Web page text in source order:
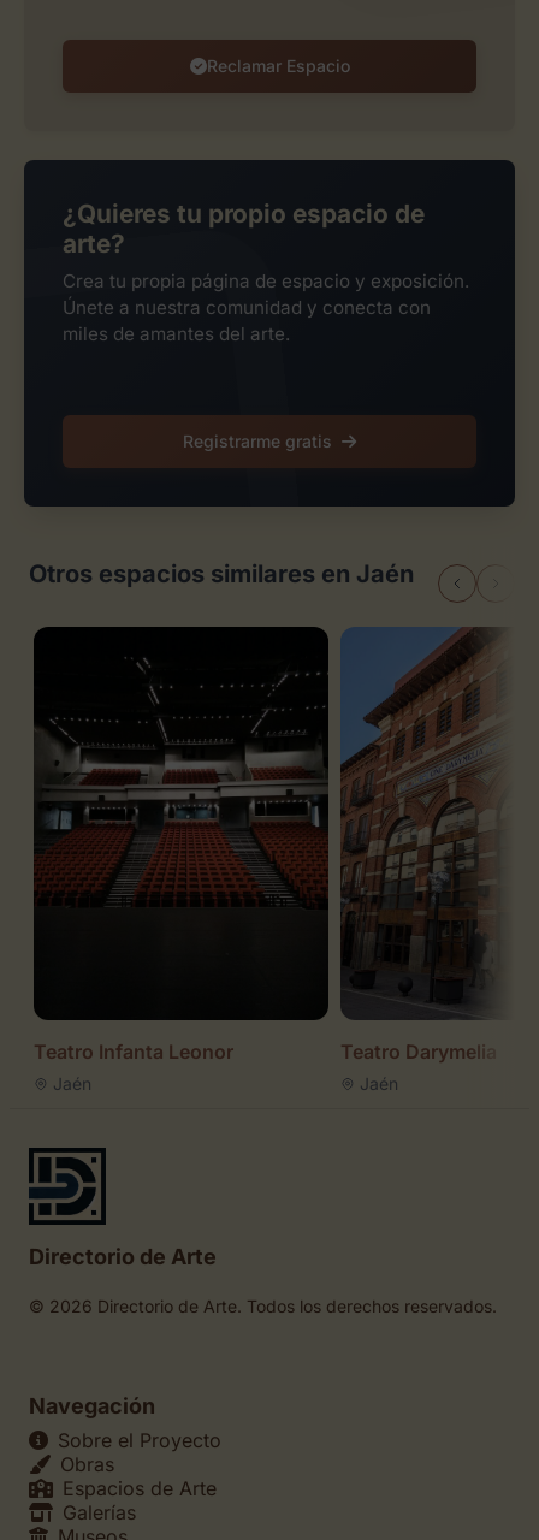
Reclamar Espacio
¿Quieres tu propio espacio de
arte?
Crea tu propia página de espacio y exposición.
Únete a nuestra comunidad y conecta con
miles de amantes del arte.
Registrarme gratis
Otros espacios similares en Jaén
Teatro Infanta Leonor
Jaén
Teatro Darymelia
Jaén
Directorio de Arte
© 2026 Directorio de Arte. Todos los derechos reservados.
Navegación
Sobre el Proyecto
Obras
Espacios de Arte
Galerías